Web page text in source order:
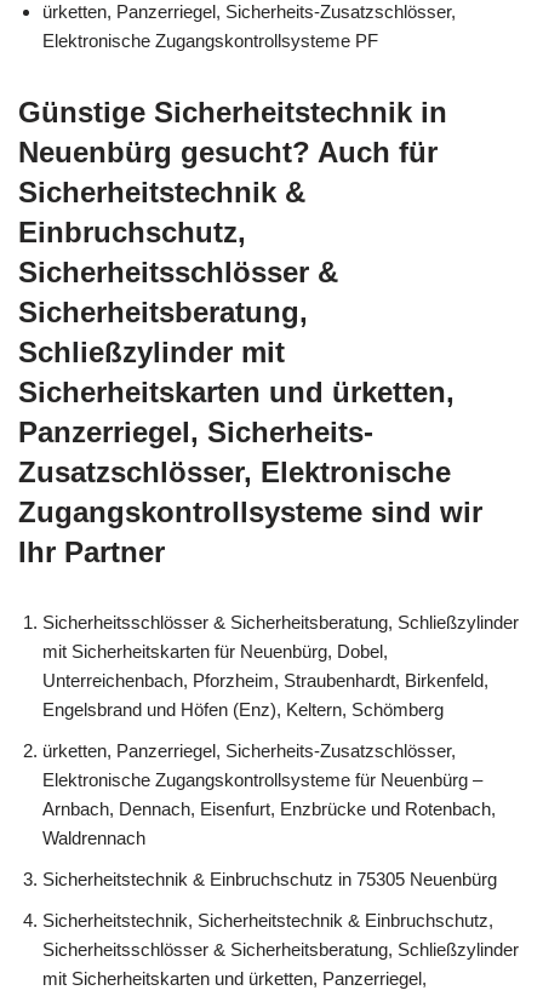
ürketten, Panzerriegel, Sicherheits-Zusatzschlösser,
Elektronische Zugangskontrollsysteme PF
Günstige Sicherheitstechnik in
Neuenbürg gesucht? Auch für
Sicherheitstechnik &
Einbruchschutz,
Sicherheitsschlösser &
Sicherheitsberatung,
Schließzylinder mit
Sicherheitskarten und ürketten,
Panzerriegel, Sicherheits-
Zusatzschlösser, Elektronische
Zugangskontrollsysteme sind wir
Ihr Partner
Sicherheitsschlösser & Sicherheitsberatung, Schließzylinder
mit Sicherheitskarten für Neuenbürg, Dobel,
Unterreichenbach, Pforzheim, Straubenhardt, Birkenfeld,
Engelsbrand und Höfen (Enz), Keltern, Schömberg
ürketten, Panzerriegel, Sicherheits-Zusatzschlösser,
Elektronische Zugangskontrollsysteme für Neuenbürg –
Arnbach, Dennach, Eisenfurt, Enzbrücke und Rotenbach,
Waldrennach
Sicherheitstechnik & Einbruchschutz in 75305 Neuenbürg
Sicherheitstechnik, Sicherheitstechnik & Einbruchschutz,
Sicherheitsschlösser & Sicherheitsberatung, Schließzylinder
mit Sicherheitskarten und ürketten, Panzerriegel,